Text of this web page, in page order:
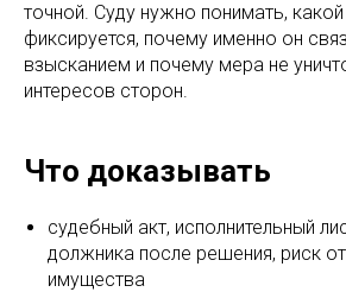
точной. Суду нужно понимать, какой
фиксируется, почему именно он
взысканием и почему мера не
интересов сторон.
Что доказывать
судебный акт, исполнительный
должника после решения, риск
имущества